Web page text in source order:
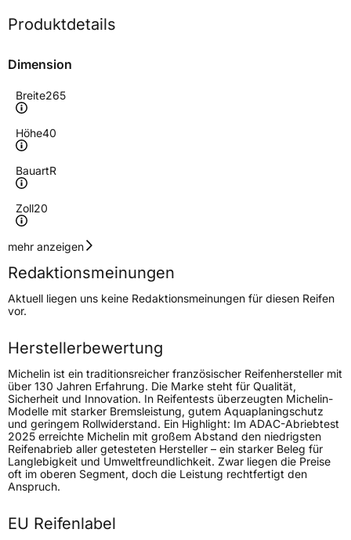
Produktdetails
Dimension
Breite265
Höhe40
BauartR
Zoll20
Geschwindigkeitsindex
Höchstgeschwindigkeit
240 km/h
Lastindex104
Höchstlast900 kg
Gewicht (in kg)
13,450 kg
Generelle Merkmale
FahrzeugtypPKW
VerwendungSommerreifen
Modellname Pilot Sport AS 4
mehr anzeigen
Redaktionsmeinungen
Aktuell liegen uns keine Redaktionsmeinungen für diesen Reifen
vor.
Herstellerbewertung
Michelin ist ein traditionsreicher französischer Reifenhersteller mit
über 130 Jahren Erfahrung. Die Marke steht für Qualität,
Sicherheit und Innovation. In Reifentests überzeugten Michelin-
Modelle mit starker Bremsleistung, gutem Aquaplaningschutz
und geringem Rollwiderstand. Ein Highlight: Im ADAC-Abriebtest
2025 erreichte Michelin mit großem Abstand den niedrigsten
Reifenabrieb aller getesteten Hersteller – ein starker Beleg für
Langlebigkeit und Umweltfreundlichkeit. Zwar liegen die Preise
oft im oberen Segment, doch die Leistung rechtfertigt den
Anspruch.
EU Reifenlabel